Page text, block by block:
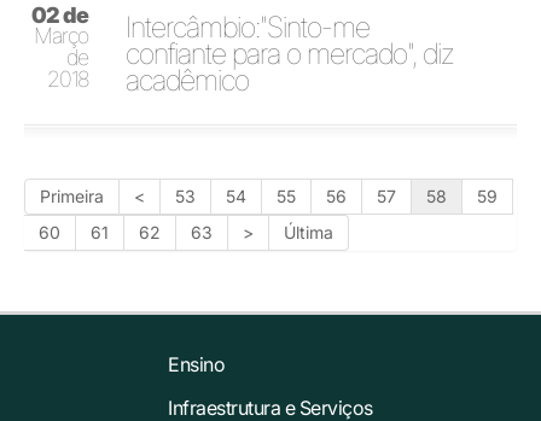
02 de
Março
de
2018
Intercâmbio:"Sinto-me
confiante para o mercado", diz
acadêmico
Primeira < 53 54 55 56 57 58
59
60
61 62 63 > Última
Ensino
Infraestrutura e Serviços